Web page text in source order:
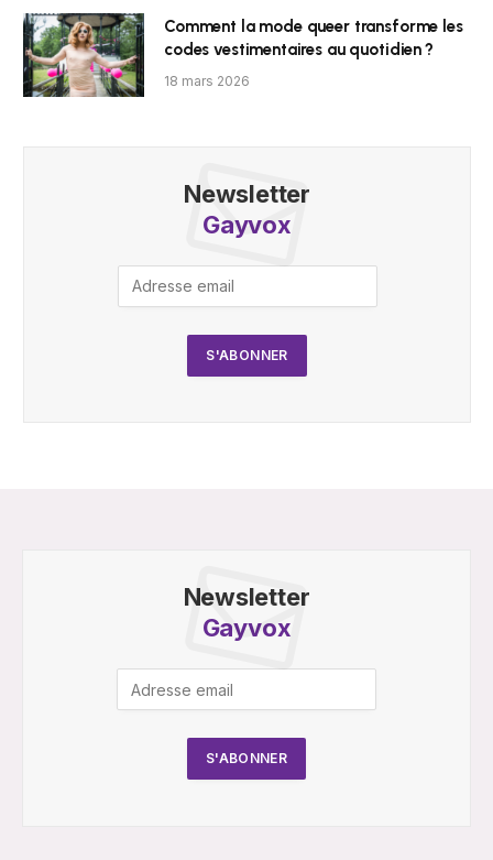
Comment la mode queer transforme les
codes vestimentaires au quotidien ?
18 mars 2026
Newsletter
Gayvox
Newsletter
Gayvox